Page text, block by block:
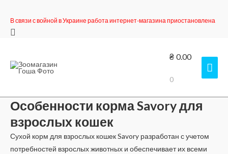
В связи с войной в Украине работа интернет-магазина приостановлена
Поиск
₴ 0.00
0
Особенности корма Savory для
взрослых кошек
Сухой корм для взрослых кошек Savory разработан с учетом
потребностей взрослых животных и обеспечивает их всеми